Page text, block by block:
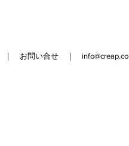
｜ お問い合せ ｜ info@creap.co